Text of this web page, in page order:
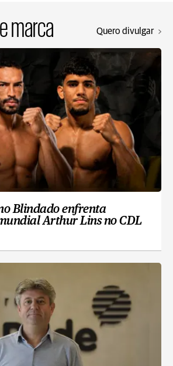
marca Quero divulgar
Blindado enfrenta
Arthur Lins no CDL